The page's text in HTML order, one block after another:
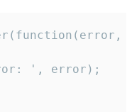
', error);